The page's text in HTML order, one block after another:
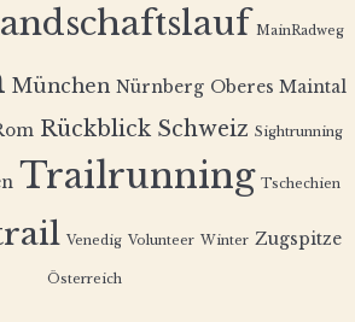
MainRadweg
München Nürnberg Oberes Maintal
Rückblick Schweiz Sightrunning
Trailrunning Tschechien
Venedig Volunteer Winter Zugspitze
Österreich